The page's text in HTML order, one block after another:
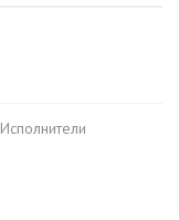
Исполнители